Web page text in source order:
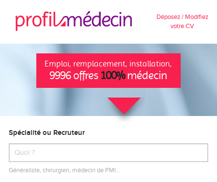
Déposez / Modifiez
votre CV
Emploi, remplacement, installation,
9996 offres 100%médecin
Spécialité ou Recruteur
Généraliste, chirurgien, médecin de PMI…